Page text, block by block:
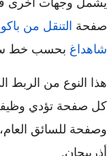
صفحة التنقل من باكو
شاهداغ بحسب خط
هذا النوع من الربط
كل صفحة تؤدي
وصفحة للسائق
أذربيجان.